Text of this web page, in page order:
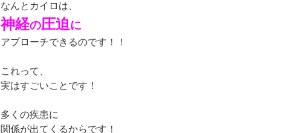
なんとカイロは、
神経の圧迫に
アプローチできるのです！！
これって、
実はすごいことです！
多くの疾患に
関係が出てくるからです！